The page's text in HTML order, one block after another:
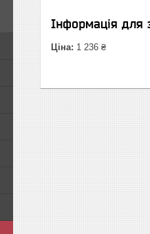
Інформація для
Ціна: 1 236 ₴